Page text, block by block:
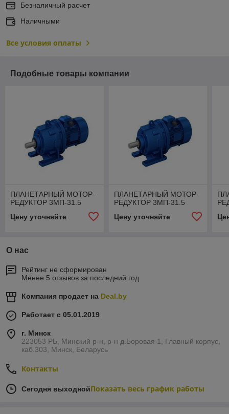
Безналичный расчет
Наличными
Все условия оплаты
Подобные товары компании
ПЛАНЕТАРНЫЙ МОТОР-
РЕДУКТОР 3МП-31.5
Цену уточняйте
ПЛАНЕТАРНЫЙ МОТОР-
РЕДУКТОР 3МП-31.5
Цену уточняйте
О нас
Рейтинг не сформирован
Менее 5 отзывов за последний год
Компания продает на Deal.by
Работает с 05.01.2019
г. Минск
223053 РБ, Минский р-н, р-н д.Боровая 1, Главный корпус,
каб.303, Минск, Беларусь
Контакты
Сегодня выходнойПоказать весь график работы